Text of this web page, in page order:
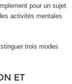
pour un sujet
activités mentales
trois modes
ET